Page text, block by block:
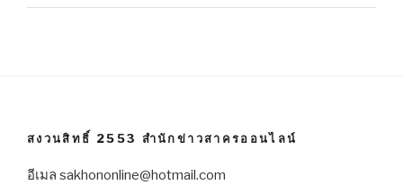
สงวนสิทธิ์ 2553 สำนักข่าวสาครออนไลน์
อีเมล sakhononline@hotmail.com